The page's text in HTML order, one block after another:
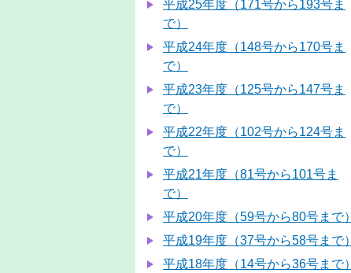
平成25年度（171号から193号ま
で）
平成24年度（148号から170号ま
で）
平成23年度（125号から147号ま
で）
平成22年度（102号から124号ま
で）
平成21年度（81号から101号ま
で）
平成20年度（59号から80号まで）
平成19年度（37号から58号まで）
平成18年度（14号から36号まで）